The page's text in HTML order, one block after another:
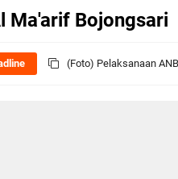
Ma'arif Bojongsari
5 Cara Mendidik Anak